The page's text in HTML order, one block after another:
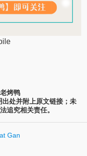
烤鸭
出处并附上原文链接；未
追究相关责任。
Gan